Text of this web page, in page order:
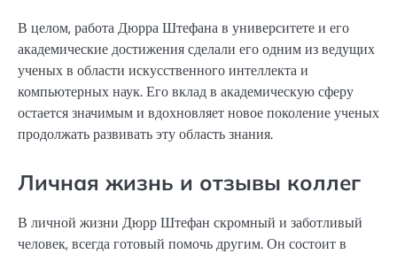
В целом, работа Дюрра Штефана в университете и его
академические достижения сделали его одним из ведущих
ученых в области искусственного интеллекта и
компьютерных наук. Его вклад в академическую сферу
остается значимым и вдохновляет новое поколение ученых
продолжать развивать эту область знания.
Личная жизнь и отзывы коллег
В личной жизни Дюрр Штефан скромный и заботливый
человек, всегда готовый помочь другим. Он состоит в